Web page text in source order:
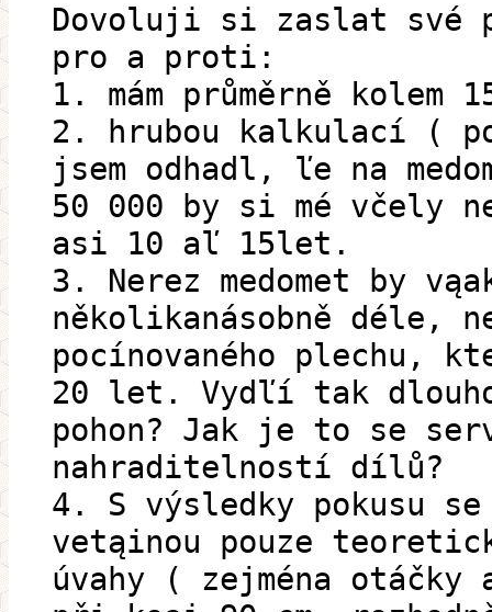
Dovoluji si zaslat své
pro a proti:
1. mám průměrně kolem
2. hrubou kalkulací (
jsem odhadl, ľe na
50 000 by si mé včely
asi 10 aľ 15let.
3. Nerez medomet by
několikanásobně déle,
pocínovaného plechu,
20 let. Vydľí tak
pohon? Jak je to se
nahraditelností dílů?
4. S výsledky pokusu
vetąinou pouze
úvahy ( zejména otáčky